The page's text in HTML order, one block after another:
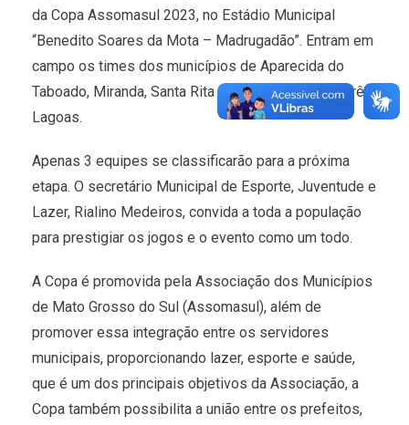
da Copa Assomasul 2023, no Estádio Municipal
“Benedito Soares da Mota – Madrugadão”. Entram em
campo os times dos municípios de Aparecida do
Taboado, Miranda, Santa Rita do pardo, Selvíria e Três
Lagoas.
Apenas 3 equipes se classificarão para a próxima
etapa. O secretário Municipal de Esporte, Juventude e
Lazer, Rialino Medeiros, convida a toda a população
para prestigiar os jogos e o evento como um todo.
A Copa é promovida pela Associação dos Municípios
de Mato Grosso do Sul (Assomasul), além de
promover essa integração entre os servidores
municipais, proporcionando lazer, esporte e saúde,
que é um dos principais objetivos da Associação, a
Copa também possibilita a união entre os prefeitos,